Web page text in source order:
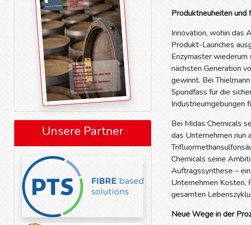
Unsere Partner
Produktneuheiten und
Innovation, wohin das
Produkt-Launches
Enzymaster wiederum
nächsten Generation
gewinnt. Bei
Spundfass für die
Industrieumgebungen
Bei Midas Chemicals
das Unternehmen nun
Chemicals seine
Auftragssynthese –
Unternehmen Kosten,
gesamten
Neue Wege in der